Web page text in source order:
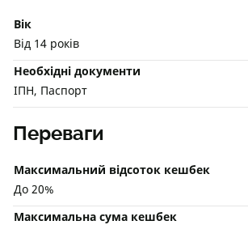
Вік
Від 14 років
Необхідні документи
ІПН, Паспорт
Переваги
Максимальний відсоток кешбек
До 20%
Максимальна сума кешбек